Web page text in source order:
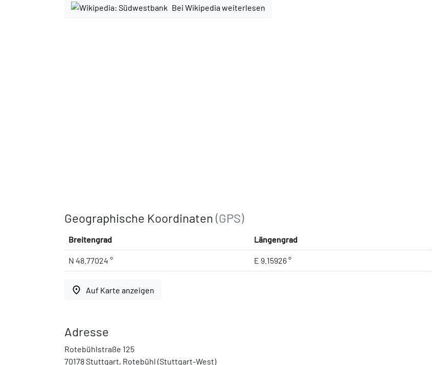
Bei Wikipedia weiterlesen
Geographische Koordinaten (GPS)
Breitengrad Längengrad
N 48.77024 ° E 9.15926 °
place Auf Karte anzeigen
Adresse
Rotebühlstraße 125
70178 Stuttgart, Rotebühl (Stuttgart-West)